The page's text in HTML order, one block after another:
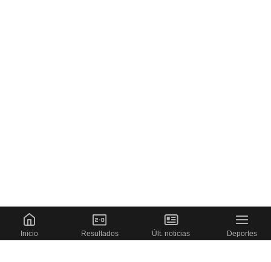
Inicio Resultados Últ. noticias Deportes